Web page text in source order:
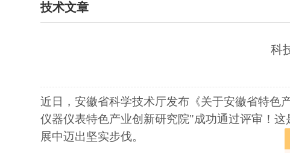
技术文章
科
近日，安徽省科学技术厅发布《关于安徽省特色
仪器仪表特色产业创新研究院"成功通过评审！
展中迈出坚实步伐。